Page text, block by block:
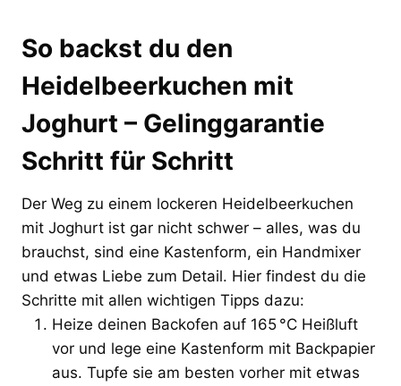
So backst du den
Heidelbeerkuchen mit
Joghurt – Gelinggarantie
Schritt für Schritt
Der Weg zu einem lockeren Heidelbeerkuchen
mit Joghurt ist gar nicht schwer – alles, was du
brauchst, sind eine Kastenform, ein Handmixer
und etwas Liebe zum Detail. Hier findest du die
Schritte mit allen wichtigen Tipps dazu:
Heize deinen Backofen auf 165 °C Heißluft
vor und lege eine Kastenform mit Backpapier
aus. Tupfe sie am besten vorher mit etwas